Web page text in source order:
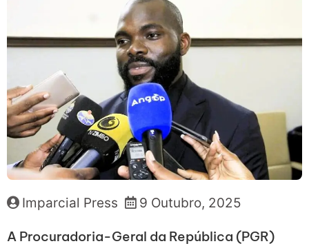
Imparcial Press 9 Outubro, 2025
A Procuradoria-Geral da República (PGR)